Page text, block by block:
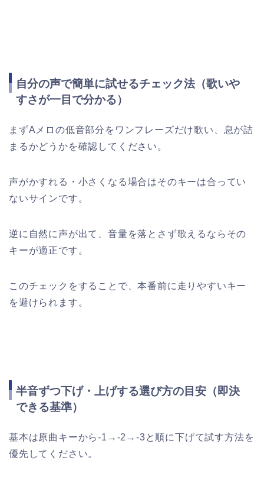
自分の声で簡単に試せるチェック法（歌いや
すさが一目で分かる）
まずAメロの低音部分をワンフレーズだけ歌い、息が詰
まるかどうかを確認してください。
声がかすれる・小さくなる場合はそのキーは合ってい
ないサインです。
逆に自然に声が出て、音量を落とさず歌えるならその
キーが適正です。
このチェックをすることで、本番前に走りやすいキー
を避けられます。
半音ずつ下げ・上げする選び方の目安（即決
できる基準）
基本は原曲キーから-1→-2→-3と順に下げて試す方法を
優先してください。